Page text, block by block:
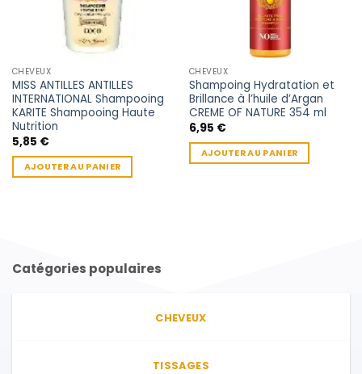
CHEVEUX
MISS ANTILLES ANTILLES
INTERNATIONAL Shampooing
KARITE Shampooing Haute
Nutrition
5,85 €
AJOUTER AU PANIER
CHEVEUX
Shampoing Hydratation et
Brillance à l’huile d’Argan
CREME OF NATURE 354 ml
6,95 €
AJOUTER AU PANIER
Catégories populaires
CHEVEUX
TISSAGES